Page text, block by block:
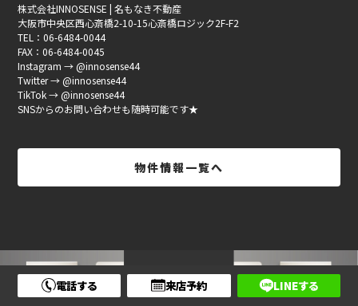
株式会社INNOSENSE | 名もなき不動産
大阪市中央区西心斎橋2-10-15心斎橋ロジック2F-F2
TEL：06-6484-0044
FAX：06-6484-0045
Instagram → @innosense44
Twitter → @innosense44
TikTok → @innosense44
SNSからのお問い合わせも随時可能です★
物件情報一覧へ
電話する 来店予約 LINEする